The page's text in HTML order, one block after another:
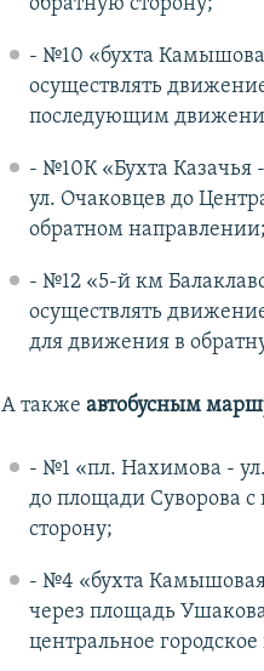
- №10 «бухта
осуществлять
последующим
- №10К «Бухта Казачья
ул. Очаковцев до
обратном направлении;
- №12 «5-й км
осуществлять
для движения в
А такжеавтобусным
- №1 «пл. Нахимова -
до площади Суворова
сторону;
- №4 «бухта
через площадь
центральное